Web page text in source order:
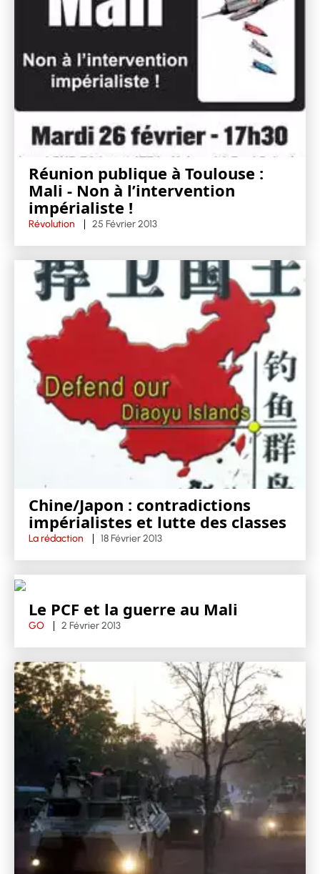
Réunion publique à Toulouse :
Mali - Non à l’intervention
impérialiste !
Révolution 25 Février 2013
Chine/Japon : contradictions
impérialistes et lutte des classes
La rédaction 18 Février 2013
Le PCF et la guerre au Mali
GO 2 Février 2013